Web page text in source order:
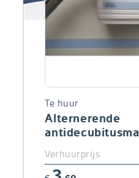
Alternerende
Te huur
Verhuurprijs